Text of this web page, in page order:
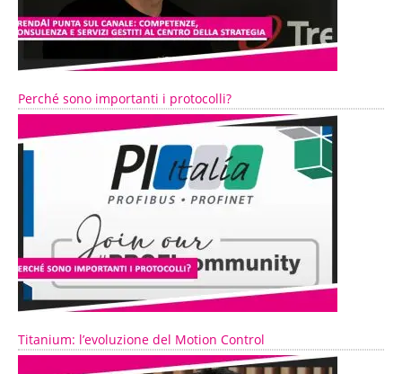
Perché sono importanti i protocolli?
Titanium: l’evoluzione del Motion Control